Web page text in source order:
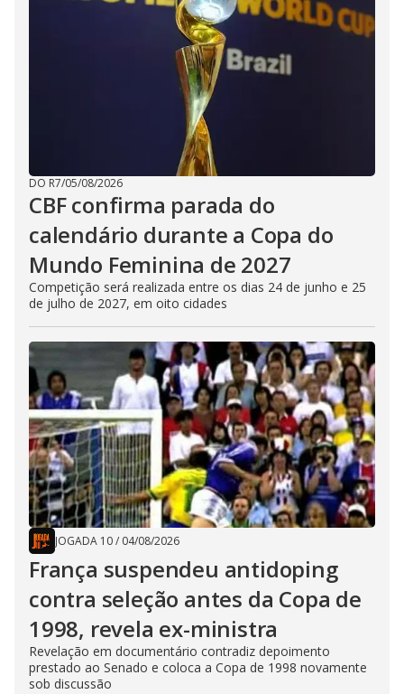
DO R7/05/08/2026
CBF confirma parada do
calendário durante a Copa do
Mundo Feminina de 2027
Competição será realizada entre os dias 24 de junho e 25
de julho de 2027, em oito cidades
JOGADA 10/ 04/08/2026
França suspendeu antidoping
contra seleção antes da Copa de
1998, revela ex-ministra
Revelação em documentário contradiz depoimento
prestado ao Senado e coloca a Copa de 1998 novamente
sob discussão